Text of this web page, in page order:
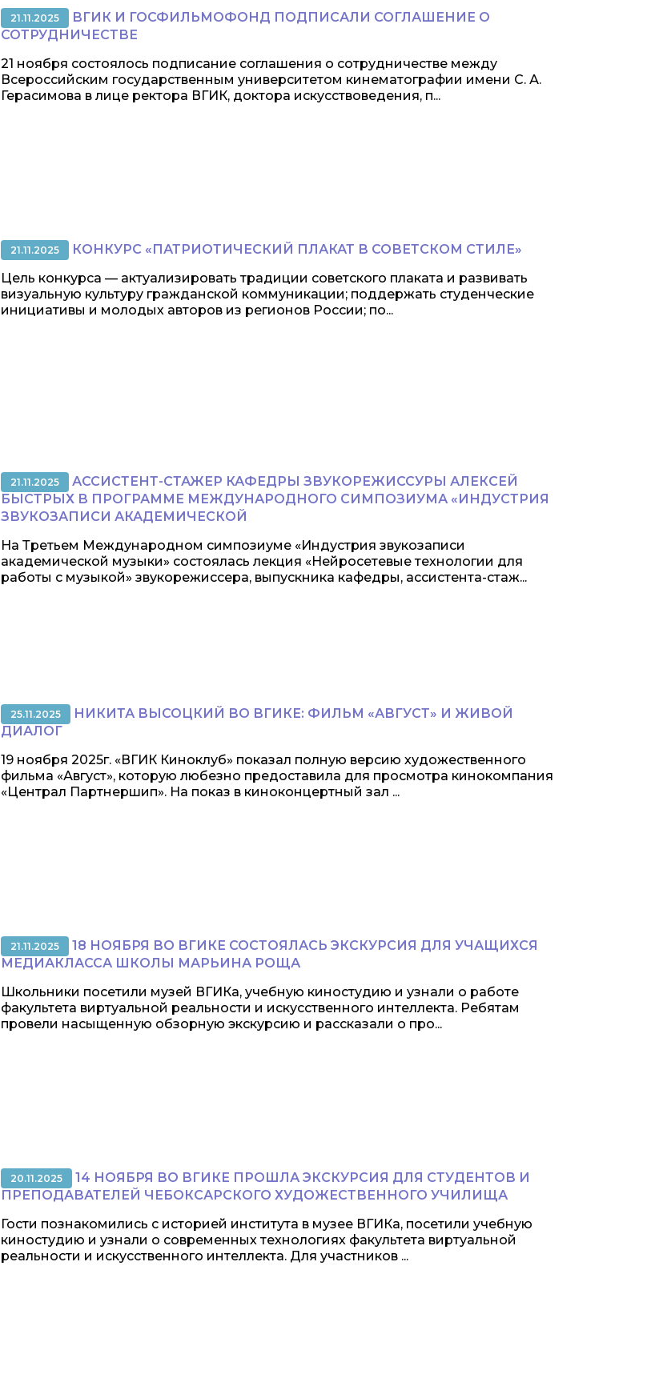
21.11.2025
ВГИК И ГОСФИЛЬМОФОНД ПОДПИСАЛИ СОГЛАШЕНИЕ О
СОТРУДНИЧЕСТВЕ
21 ноября состоялось подписание соглашения о сотрудничестве между
Всероссийским государственным университетом кинематографии имени С. А.
Герасимова в лице ректора ВГИК, доктора искусствоведения, п...
21.11.2025
КОНКУРС «ПАТРИОТИЧЕСКИЙ ПЛАКАТ В СОВЕТСКОМ СТИЛЕ»
Цель конкурса — актуализировать традиции советского плаката и развивать
визуальную культуру гражданской коммуникации; поддержать студенческие
инициативы и молодых авторов из регионов России; по...
21.11.2025
АССИСТЕНТ-СТАЖЕР КАФЕДРЫ ЗВУКОРЕЖИССУРЫ АЛЕКСЕЙ
БЫСТРЫХ В ПРОГРАММЕ МЕЖДУНАРОДНОГО СИМПОЗИУМА «ИНДУСТРИЯ
ЗВУКОЗАПИСИ АКАДЕМИЧЕСКОЙ
На Третьем Международном симпозиуме «Индустрия звукозаписи
академической музыки» состоялась лекция «Нейросетевые технологии для
работы с музыкой» звукорежиссера, выпускника кафедры, ассистента-стаж...
25.11.2025
НИКИТА ВЫСОЦКИЙ ВО ВГИКЕ: ФИЛЬМ «АВГУСТ» И ЖИВОЙ
ДИАЛОГ
19 ноября 2025г. «ВГИК Киноклуб» показал полную версию художественного
фильма «Август», которую любезно предоставила для просмотра кинокомпания
«Централ Партнершип». На показ в киноконцертный зал ...
21.11.2025
18 НОЯБРЯ ВО ВГИКЕ СОСТОЯЛАСЬ ЭКСКУРСИЯ ДЛЯ УЧАЩИХСЯ
МЕДИАКЛАССА ШКОЛЫ МАРЬИНА РОЩА
Школьники посетили музей ВГИКа, учебную киностудию и узнали о работе
факультета виртуальной реальности и искусственного интеллекта. Ребятам
провели насыщенную обзорную экскурсию и рассказали о про...
20.11.2025
14 НОЯБРЯ ВО ВГИКЕ ПРОШЛА ЭКСКУРСИЯ ДЛЯ СТУДЕНТОВ И
ПРЕПОДАВАТЕЛЕЙ ЧЕБОКСАРСКОГО ХУДОЖЕСТВЕННОГО УЧИЛИЩА
Гости познакомились с историей института в музее ВГИКа, посетили учебную
киностудию и узнали о современных технологиях факультета виртуальной
реальности и искусственного интеллекта. Для участников ...